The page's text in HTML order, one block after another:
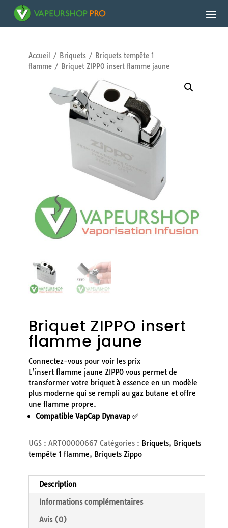
Accueil / Briquets/ Briquets tempête 1
flamme/ Briquet ZIPPO insert flamme jaune
Briquet ZIPPO insert
flamme jaune
Connectez-vous pour voir les prix
L’insert flamme jaune ZIPPO vous permet de
transformer votre briquet à essence en un modèle
plus moderne qui se rempli au gaz butane et offre
une flamme propre.
Compatible VapCap Dynavap ✅
UGS : ART00000667 Catégories : Briquets, Briquets
tempête 1 flamme, Briquets Zippo
Description
Informations complémentaires
Avis (0)